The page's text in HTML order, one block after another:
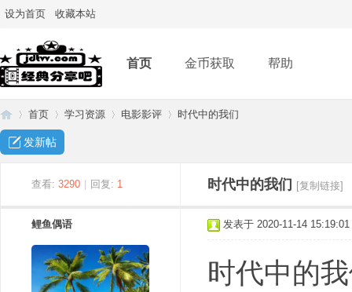
设为首页 收藏本站
首页 金币获取 帮助
首页
›
学习资源
›
电影影评 时代中的我们
发新帖
查看: 3290 回复: 1 时代中的我们 [复制链接]
鲤鱼偶语 发表于 2020-11-14 15:19:01
时代中的